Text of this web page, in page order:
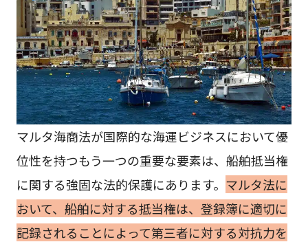
マルタ海商法が国際的な海運ビジネスにおいて優
位性を持つもう一つの重要な要素は、船舶抵当権
に関する強固な法的保護にあります。 マルタ法に
おいて、船舶に対する抵当権は、登録簿に適切に
記録されることによって第三者に対する対抗力を